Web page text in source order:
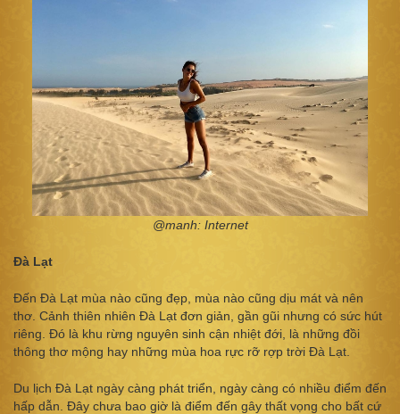
@manh: Internet
Đà Lạt
Đến Đà Lạt mùa nào cũng đẹp, mùa nào cũng dịu mát và nên
thơ. Cảnh thiên nhiên Đà Lạt đơn giản, gần gũi nhưng có sức hút
riêng. Đó là khu rừng nguyên sinh cận nhiệt đới, là những đồi
thông thơ mộng hay những mùa hoa rực rỡ rợp trời Đà Lạt.
Du lịch Đà Lạt ngày càng phát triển, ngày càng có nhiều điểm đến
hấp dẫn. Đây chưa bao giờ là điểm đến gây thất vọng cho bất cứ